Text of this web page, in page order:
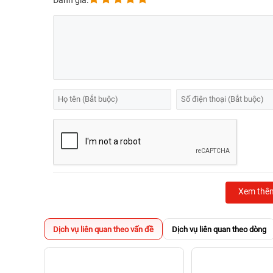
Xem
Dịch vụ liên quan theo vấn đề Dịch vụ liên quan theo dòng